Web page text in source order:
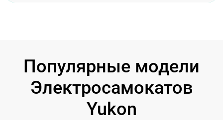
Популярные модели
Электросамокатов
Yukon